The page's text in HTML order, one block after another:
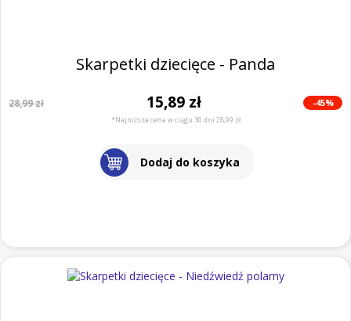
Skarpetki dziecięce - Panda
28,99 zł 15,89 zł -45%
*Najniższa cena w ciągu 30 dni 28,99 zł
Dodaj do koszyka